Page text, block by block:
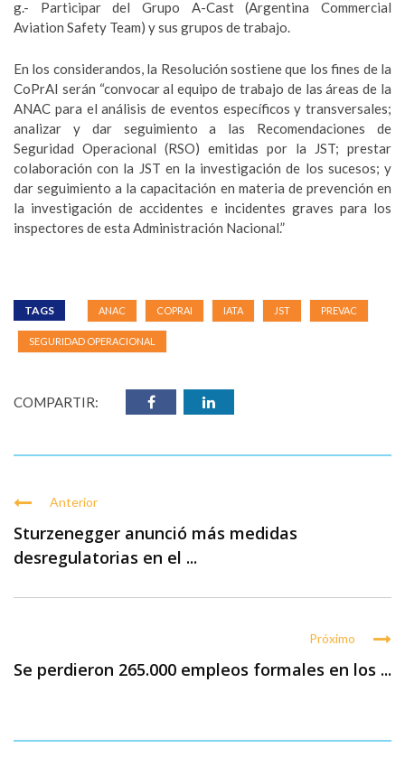
g.- Participar del Grupo A-Cast (Argentina Commercial
Aviation Safety Team) y sus grupos de trabajo.
En los considerandos, la Resolución sostiene que los fines de la
CoPrAI serán “convocar al equipo de trabajo de las áreas de la
ANAC para el análisis de eventos específicos y transversales;
analizar y dar seguimiento a las Recomendaciones de
Seguridad Operacional (RSO) emitidas por la JST; prestar
colaboración con la JST en la investigación de los sucesos; y
dar seguimiento a la capacitación en materia de prevención en
la investigación de accidentes e incidentes graves para los
inspectores de esta Administración Nacional.”
TAGS ANAC COPRAI IATA JST PREVAC
SEGURIDAD OPERACIONAL
COMPARTIR:
Anterior
Sturzenegger anunció más medidas
desregulatorias en el ...
Próximo
Se perdieron 265.000 empleos formales en los ...